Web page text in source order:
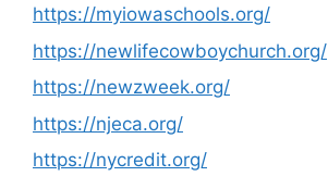
https://myiowaschools.org/
https://newlifecowboychurch.org/
https://newzweek.org/
https://njeca.org/
https://nycredit.org/